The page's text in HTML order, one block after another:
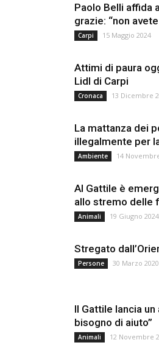
Paolo Belli affida
grazie: “non
Carpi 15 Maggio 2024
Attimi di paura
Lidl di Carpi
Cronaca 13 Dicembre
La mattanza dei
illegalmente per
Ambiente 14
Al Gattile è
allo stremo delle
Animali 19 Giugno 2024
Stregato
Persone 30 Marzo 2020
Il Gattile lancia
bisogno di aiuto”
Animali 12 Novembre